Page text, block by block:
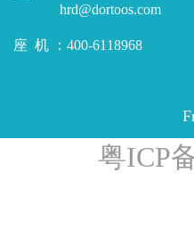
hrd@dortoos.com
座 机 ：400-6118968
粤ICP